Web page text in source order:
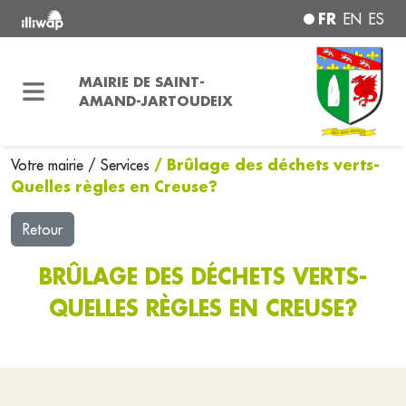
FR EN ES
MAIRIE DE SAINT-
AMAND-JARTOUDEIX
Votre mairie / Services / Brûlage des déchets verts-
Quelles règles en Creuse?
Retour
BRÛLAGE DES DÉCHETS VERTS-
QUELLES RÈGLES EN CREUSE?